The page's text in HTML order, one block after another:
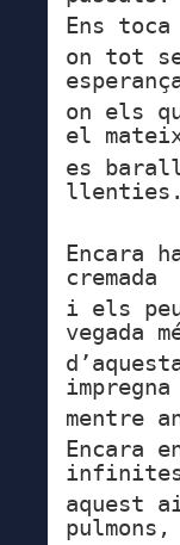
Ens
on tot
on els
el
es
llenties.
Encara
cremada
i els
vegada
mentre
Encara
aquest
pulmons,